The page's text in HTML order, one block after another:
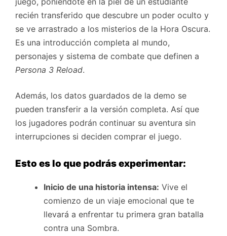
recién transferido que descubre un poder oculto y
se ve arrastrado a los misterios de la Hora Oscura.
Es una introducción completa al mundo,
personajes y sistema de combate que definen a
Persona 3 Reload.
Además, los datos guardados de la demo se
pueden transferir a la versión completa. Así que
los jugadores podrán continuar su aventura sin
interrupciones si deciden comprar el juego.
Esto es lo que podrás experimentar:
Inicio de una historia intensa: Vive el
comienzo de un viaje emocional que te
llevará a enfrentar tu primera gran batalla
contra una Sombra.